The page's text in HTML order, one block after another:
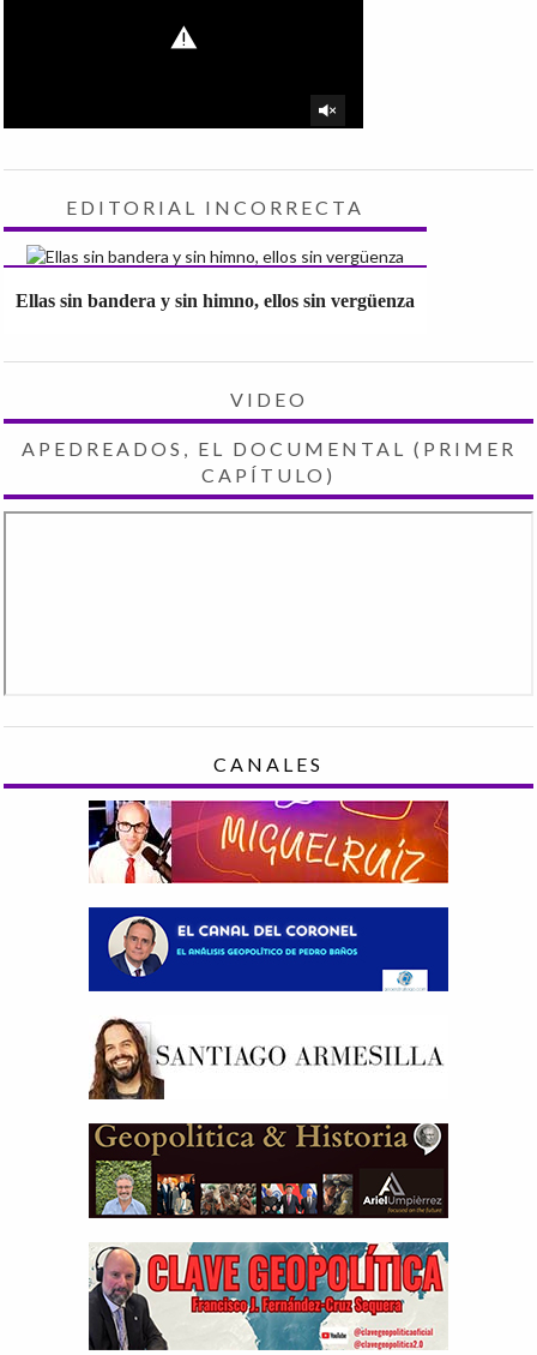
EDITORIAL INCORRECTA
Ellas sin bandera y sin himno, ellos sin vergüenza
VIDEO
APEDREADOS, EL DOCUMENTAL (PRIMER
CAPÍTULO)
CANALES